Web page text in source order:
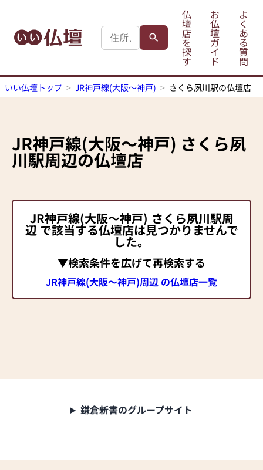
仏
壇
店
を
探
す
お
仏
壇
ガ
イ
ド
よ
く
あ
る
質
問
いい仏壇トップ JR神戸線(大阪～神戸) さくら夙川駅の仏壇店
JR神戸線(大阪～神戸) さくら夙
川駅周辺の仏壇店
JR神戸線(大阪～神戸) さくら夙川駅周
辺 で該当する仏壇店は見つかりませんで
した。
▼検索条件を広げて再検索する
JR神戸線(大阪～神戸)周辺 の仏壇店一覧
鎌倉新書のグループサイト